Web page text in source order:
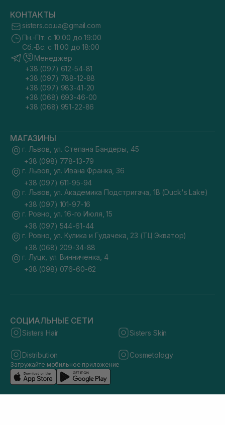
КОНТАКТЫ
sisters.co.ua@gmail.com
Пн.-Пт. с 10:00 до 19:00
Сб.-Вс. с 11:00 до 18:00
Менеджер
+38 (097) 612-54-81
+38 (097) 788-12-88
+38 (097) 983-41-20
+38 (068) 693-46-00
+38 (068) 951-22-86
МАГАЗИНЫ
г. Львов, ул. Степана Бандеры, 45
+38 (098) 778-13-79
г. Львов, ул. Ивана Франка, 36
+38 (097) 611-95-94
г. Львов, ул. Академика Подстригача, 1В (Duck's Lake)
+38 (097) 101-97-16
г. Ровно, ул. 16-го Июля, 15
+38 (097) 544-61-44
г. Ровно, ул. Кулика и Гудачека, 23 (ТЦ Экватор)
+38 (068) 209-34-88
г. Луцк, ул. Винниченка, 4
+38 (098) 076-60-62
СОЦИАЛЬНЫЕ СЕТИ
Sisters Hair Sisters Skin
Distribution Cosmetology
Загружайте мобильное приложение